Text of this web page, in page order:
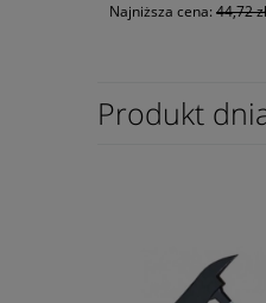
Najniższa cena: 44,72 zł
Produkt